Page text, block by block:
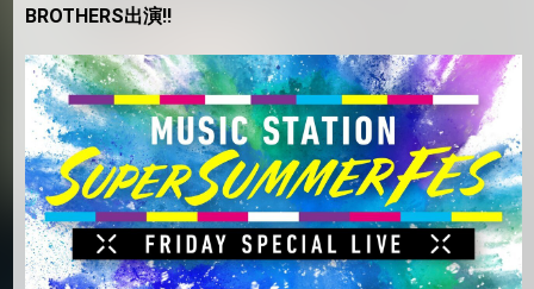
BROTHERS出演!!